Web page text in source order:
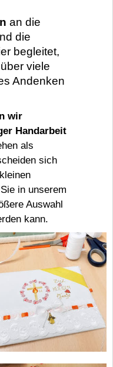
an die
die
begleitet,
viele
Andenken
wir
Handarbeit
als
sich
in unserem
Auswahl
kann.